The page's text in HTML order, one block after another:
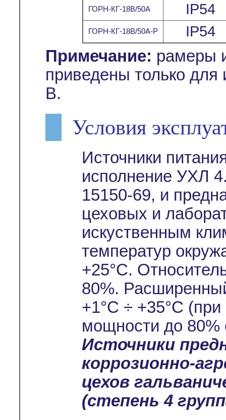
ГОРН-КГ-18В/50А IP54
ГОРН-КГ-18В/50А-Р IP54
Примечание: рамеры
приведены только для
В.
Условия
Источники
исполнение УХЛ
15150-69, и
цеховых и
искуственным
температур
+25°С.
80%.
+1°С ÷ +35°С
мощности до 80%
Источники
коррозионно-
цехов
(степень 4